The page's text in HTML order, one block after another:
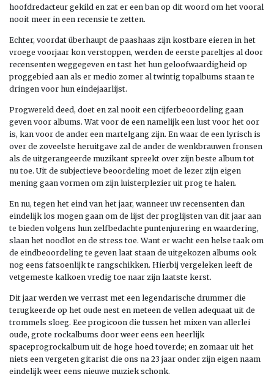
hoofdredacteur gekild en zat er een ban op dit woord om het vooral
nooit meer in een recensie te zetten.
Echter, voordat überhaupt de paashaas zijn kostbare eieren in het
vroege voorjaar kon verstoppen, werden de eerste pareltjes al door
recensenten weggegeven en tast het hun geloofwaardigheid op
proggebied aan als er medio zomer al twintig topalbums staan te
dringen voor hun eindejaarlijst.
Progwereld deed, doet en zal nooit een cijferbeoordeling gaan
geven voor albums. Wat voor de een namelijk een lust voor het oor
is, kan voor de ander een martelgang zijn. En waar de een lyrisch is
over de zoveelste heruitgave zal de ander de wenkbrauwen fronsen
als de uitgerangeerde muzikant spreekt over zijn beste album tot
nu toe. Uit de subjectieve beoordeling moet de lezer zijn eigen
mening gaan vormen om zijn luisterplezier uit prog te halen.
En nu, tegen het eind van het jaar, wanneer uw recensenten dan
eindelijk los mogen gaan om de lijst der proglijsten van dit jaar aan
te bieden volgens hun zelfbedachte puntenjurering en waardering,
slaan het noodlot en de stress toe. Want er wacht een helse taak om
de eindbeoordeling te geven laat staan de uitgekozen albums ook
nog eens fatsoenlijk te rangschikken. Hierbij vergeleken leeft de
vetgemeste kalkoen vredig toe naar zijn laatste kerst.
Dit jaar werden we verrast met een legendarische drummer die
terugkeerde op het oude nest en meteen de vellen adequaat uit de
trommels sloeg. Eee progicoon die tussen het mixen van allerlei
oude, grote rockalbums door weer eens een heerlijk
spaceprogrockalbum uit de hoge hoed toverde; en zomaar uit het
niets een vergeten gitarist die ons na 23 jaar onder zijn eigen naam
eindelijk weer eens nieuwe muziek schonk.